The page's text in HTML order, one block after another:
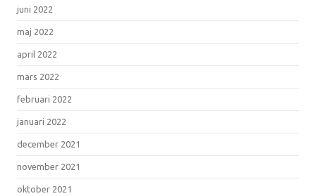
juni 2022
maj 2022
april 2022
mars 2022
februari 2022
januari 2022
december 2021
november 2021
oktober 2021